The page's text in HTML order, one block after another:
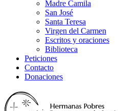
Madre Camila
San José
Santa Teresa
Virgen del Carmen
Escritos y oraciones
Biblioteca
Peticiones
Contacto
Donaciones